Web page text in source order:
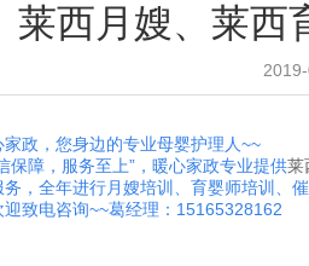
莱西月嫂、莱西
家政，您身边的专业母婴护理人~~
保障，服务至上”， 暖心家政专业提供莱
务，全年进行月嫂培训、育婴师培训、
迎致电咨询~~葛经理：15165328162